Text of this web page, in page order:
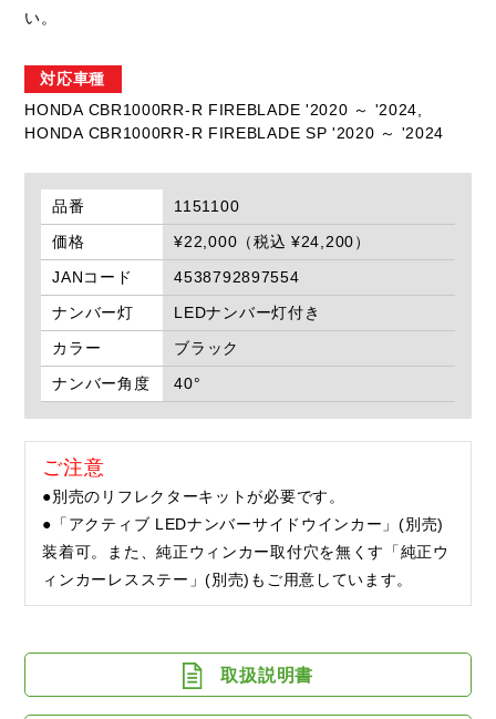
い。
対応車種
HONDA CBR1000RR-R FIREBLADE '2020 ～ '2024,
HONDA CBR1000RR-R FIREBLADE SP '2020 ～ '2024
品番
1151100
価格
¥22,000（税込 ¥24,200）
JANコード
4538792897554
ナンバー灯
LEDナンバー灯付き
カラー
ブラック
ナンバー角度
40°
ご注意
●別売のリフレクターキットが必要です。
●「アクティブ LEDナンバーサイドウインカー」(別売)
装着可。また、純正ウィンカー取付穴を無くす「純正ウ
ィンカーレスステー」(別売)もご用意しています。
取扱説明書